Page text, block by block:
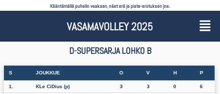
Kääntämällä puhelin vaakaan, näet erä ja piste-erotuksen jne.
VASAMAVOLLEY 2025
D-SUPERSARJA LOHKO B
S JOUKKUE O V H P
1. KLe CiDius (p) 3 3 0 6